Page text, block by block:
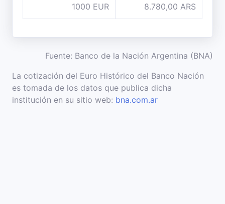
1000 EUR 8.780,00 ARS
Fuente: Banco de la Nación Argentina (BNA)
La cotización del Euro Histórico del Banco Nación
es tomada de los datos que publica dicha
institución en su sitio web: bna.com.ar